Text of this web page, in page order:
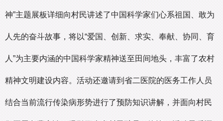
神”主题展板详细向村民讲述了中国科学家们心系祖国、敢为
人先的奋斗故事，将以“爱国、创新、求实、奉献、协同、育
人”为主要内涵的中国科学家精神送至田间地头，丰富了农村
精神文明建设内容。活动还邀请到省二医院的医务工作人员
结合当前流行传染病形势进行了预防知识讲解，并面向村民